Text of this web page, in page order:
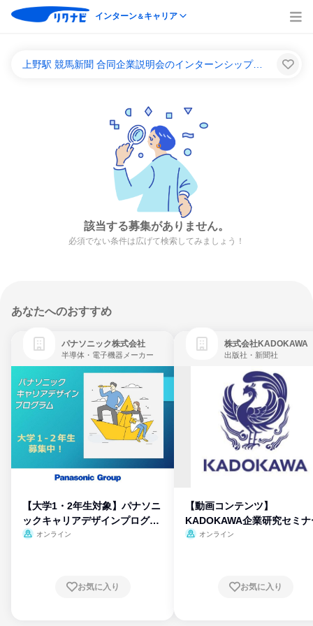
インターン＆キャリア
上野駅 競馬新聞 合同企業説明会のインターンシップ＆キャリア一覧
該当する募集がありません。
必須でない条件は広げて検索してみましょう！
あなたへのおすすめ
パナソニック株式会社
半導体・電子機器メーカー
【大学1・2年生対象】パナソニ
ックキャリアデザインプログラ
ム
オンライン
お気に入り
株式会社KADOKAWA
出版社・新聞社
【動画コンテンツ】
KADOKAWA企業研究セミナ
オンライン
お気に入り